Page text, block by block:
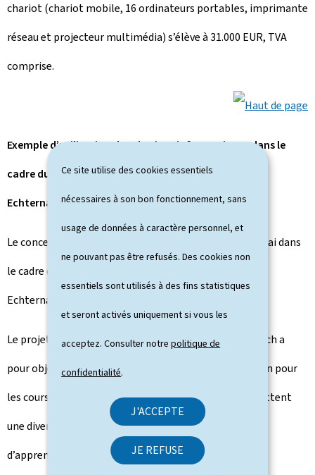
Ce site utilise des cookies essentiels
nécessaires à son bon fonctionnement, sans
usage de données à caractère personnel, et
ne pouvant pas être refusés. Des cookies non
essentiels sont utilisés à des fins statistiques
et seront activés uniquement si vous les
acceptez. Consulter notrepolitique de
confidentialité.
J'ACCEPTE
JE REFUSE
chariot (chariot mobile, 16 ordinateurs portables, imprimante
réseau et projecteur multimédia) s’élève à 31.000 EUR, TVA
comprise.
Exemple d’utilisation des chariots informatiques dans le
cadre du projet d’établissement du Lycée classique
Echternach
Le concept des chariots informatiques a été mis à l’essai dans
le cadre du projet d’établissement du Lycée classique
Echternach, dont il constitue un élément essentiel.
Le projet d'établissement du Lycée classique Echternach a
pour objectif de développer une formule d’organisation pour
les cours à option en classe de IIIe, IIe et Ire qui permettent
une diversification des contenus et des méthodes
d’apprentissage.